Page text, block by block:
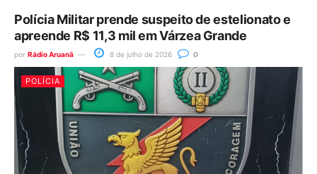
Polícia Militar prende suspeito de estelionato e
apreende R$ 11,3 mil em Várzea Grande
por Rádio Aruanã 8 de julho de 2026 0
POLÍCIA